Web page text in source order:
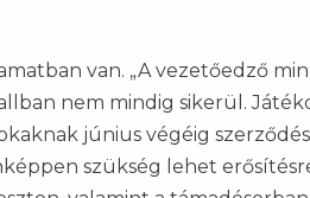
van. „A vezetőedző
nem mindig sikerül.
június végéig
szükség lehet